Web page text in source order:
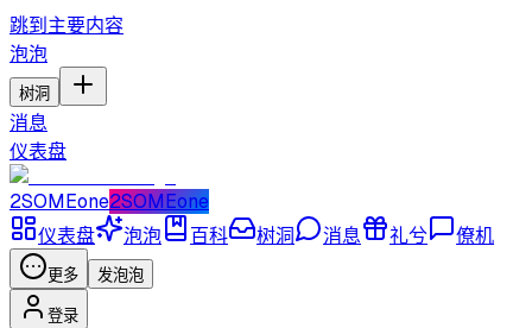
跳到主要内容
泡泡
树洞
消息
仪表盘
2SOMEone2SOMEone
仪表盘
泡泡 百科 树洞 消息 礼兮 僚机
更多 发泡泡
登录